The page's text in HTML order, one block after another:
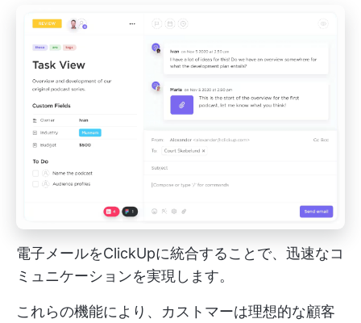
電子メールをClickUpに統合することで、迅速なコ
ミュニケーションを実現します。
これらの機能により、カストマーは理想的な顧客